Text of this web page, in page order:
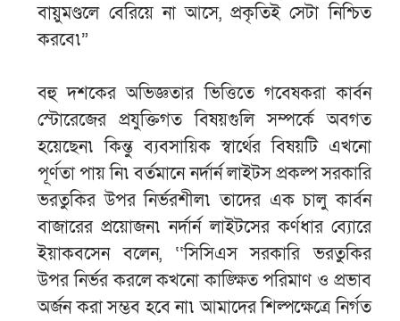
বায়ুমণ্ডলে বেরিয়ে না আসে, প্রকৃতিই সেটা নিশ্চিত
করবে৷”
বহু দশকের অভিজ্ঞতার ভিত্তিতে গবেষকরা কার্বন
স্টোরেজের প্রযুক্তিগত বিষয়গুলি সম্পর্কে অবগত
হয়েছেন৷ কিন্তু ব্যবসায়িক স্বার্থের বিষয়টি এখনো
পূর্ণতা পায় নি৷ বর্তমানে নর্দার্ন লাইটস প্রকল্প সরকারি
ভরতুকির উপর নির্ভরশীল৷ তাদের এক চালু কার্বন
বাজারের প্রয়োজন৷ নর্দার্ন লাইটসের কর্ণধার ব্যোরে
ইয়াকবসেন বলেন, ‘‘সিসিএস সরকারি ভরতুকির
উপর নির্ভর করলে কখনো কাঙ্ক্ষিত পরিমাণ ও প্রভাব
অর্জন করা সম্ভব হবে না৷ আমাদের শিল্পক্ষেত্রে নির্গত